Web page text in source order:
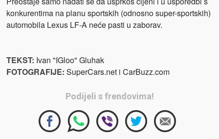
konkurentima na planu sportskih (odnosno super-sportskih)
automobila Lexus LF-A neće pasti u zaborav.
TEKST: Ivan "IGloo" Gluhak
FOTOGRAFIJE: SuperCars.net i CarBuzz.com
Podijeli s frendovima!